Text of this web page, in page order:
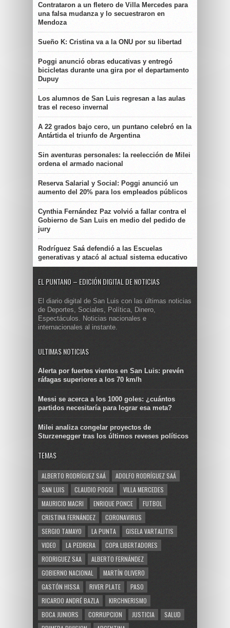
Contrataron a un fletero de Villa Mercedes para
una falsa mudanza y lo secuestraron en
Mendoza
Sueño K: Cristina va a la ONU por su libertad
Poggi anunció obras educativas y entregó
bicicletas durante una gira por el departamento
Dupuy
Los alumnos de San Luis regresan a las aulas
tras el receso invernal
A 22 grados bajo cero, un puntano celebró en la
Antártida el triunfo de Argentina
Sin aventuras personales: la reelección de Milei
ordena el armado nacional
Reserva Salarial y Social: Poggi anunció un
aumento del 20% para los empleados públicos
Cynthia Fernández Paz volvió a fallar contra el
Gobierno de San Luis en medio del pedido de
jury
Rodríguez Saá defendió a las Escuelas
generativas y atacó al actual sistema educativo
EL PUNTANO – EDICIÓN DIGITAL DE NOTICIAS
El diario digital de San Luis con las últimas noticias
de Deportes, Sociales, Política, Dinero,
Espectáculos. Noticias nacionales e
internacionales al instante.
ULTIMAS NOTICIAS
Alerta por fuertes vientos en San Luis: prevén
ráfagas superiores a los 70 km/h
Messi se acerca a los 1000 goles: ¿cuántos
partidos necesitaría para lograr esa meta?
Milei analiza congelar proyectos de
Sturzenegger tras los últimos reveses políticos
TEMAS
ALBERTO RODRÍGUEZ SAÁ
ADOLFO RODRÍGUEZ SAÁ
SAN LUIS
CLAUDIO POGGI
VILLA MERCEDES
MAURICIO MACRI
ENRIQUE PONCE
FUTBOL
CRISTINA FERNÁNDEZ
CORONAVIRUS
SERGIO TAMAYO
LA PUNTA
GISELA VARTALITIS
VIDEO
LA PEDRERA
COPA LIBERTADORES
RODRIGUEZ SAA
ALBERTO FERNÁNDEZ
GOBIERNO NACIONAL
MARTÍN OLIVERO
GASTÓN HISSA
RIVER PLATE
PASO
RICARDO ANDRÉ BAZLA
KIRCHNERISMO
BOCA JUNIORS
CORRUPCION JUSTICIA
SALUD